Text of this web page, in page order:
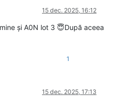
15 dec. 2025, 16:12
și A0N lot 3 😇După aceea
1
15 dec. 2025, 17:13